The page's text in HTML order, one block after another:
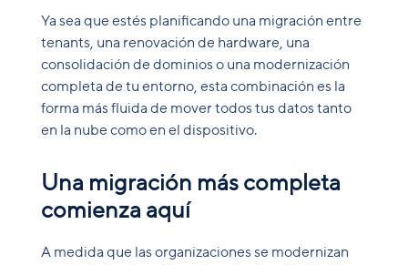
Ya sea que estés planificando una migración entre
tenants, una renovación de hardware, una
consolidación de dominios o una modernización
completa de tu entorno, esta combinación es la
forma más fluida de mover todos tus datos tanto
en la nube como en el dispositivo.
Una migración más completa
comienza aquí
A medida que las organizaciones se modernizan